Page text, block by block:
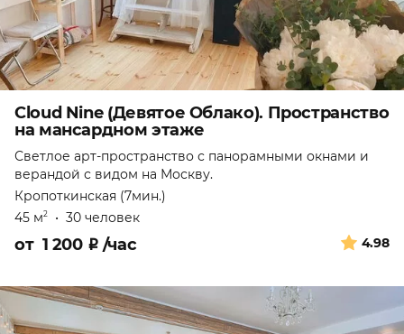
Cloud Nine (Девятое Облако). Пространство
на мансардном этаже
Светлое арт-пространство с панорамными окнами и
верандой с видом на Москву.
Кропоткинская (7мин.)
45 м2 • 30 человек
4.98
от 1 200 ₽ /час